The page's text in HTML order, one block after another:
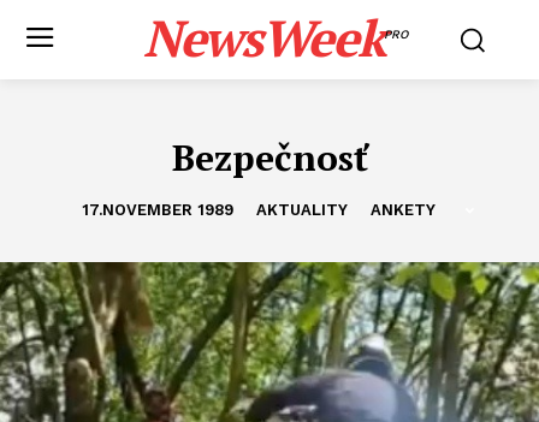
NewsWeekPRO
Bezpečnosť
17.NOVEMBER 1989 AKTUALITY ANKETY